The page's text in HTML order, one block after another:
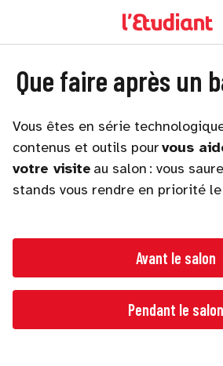
Que faire après un
Vous êtes en série
contenus et outils pourvous
votre visite au salon : vous
stands vous rendre en priorité
Avant le salon
Pendant le salon